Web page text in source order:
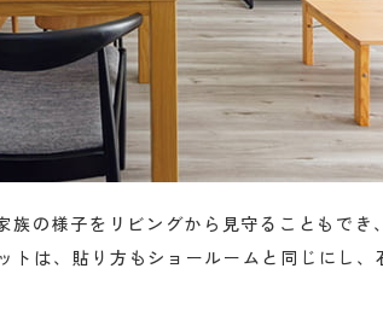
族の様子をリビングから見守ることもで
トは、貼り方もショールームと同じにし